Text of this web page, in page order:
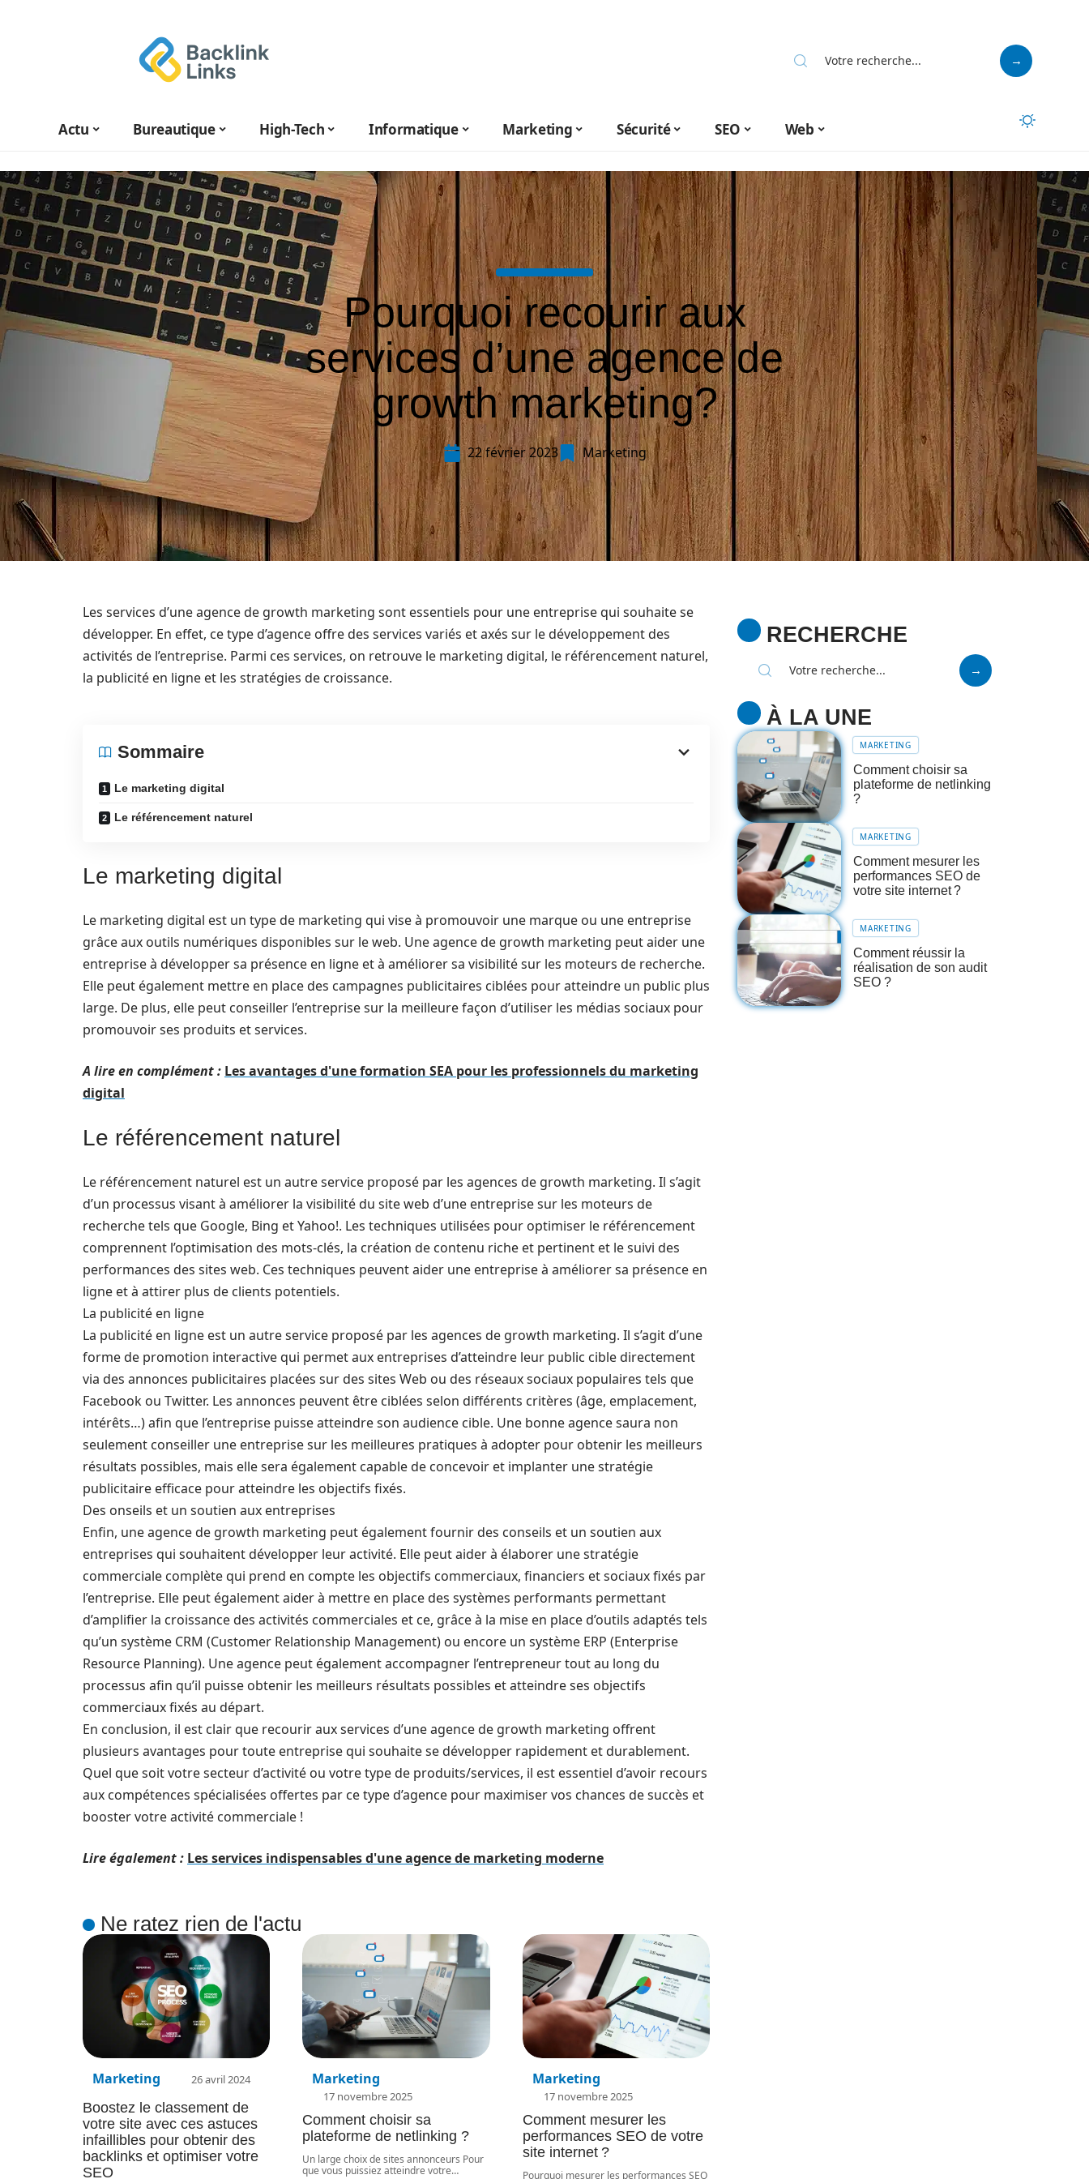
Actu Bureautique High-Tech Informatique Marketing Sécurité SEO Web
Pourquoi recourir aux
services d’une agence de
growth marketing?
22 février 2023 Marketing
Les services d’une agence de growth marketing sont essentiels pour une entreprise qui souhaite se
développer. En effet, ce type d’agence offre des services variés et axés sur le développement des
activités de l’entreprise. Parmi ces services, on retrouve le marketing digital, le référencement naturel,
la publicité en ligne et les stratégies de croissance.
Sommaire
Le marketing digital
Le référencement naturel
Le marketing digital
Le marketing digital est un type de marketing qui vise à promouvoir une marque ou une entreprise
grâce aux outils numériques disponibles sur le web. Une agence de growth marketing peut aider une
entreprise à développer sa présence en ligne et à améliorer sa visibilité sur les moteurs de recherche.
Elle peut également mettre en place des campagnes publicitaires ciblées pour atteindre un public plus
large. De plus, elle peut conseiller l’entreprise sur la meilleure façon d’utiliser les médias sociaux pour
promouvoir ses produits et services.
A lire en complément : Les avantages d'une formation SEA pour les professionnels du marketing
digital
Le référencement naturel
Le référencement naturel est un autre service proposé par les agences de growth marketing. Il s’agit
d’un processus visant à améliorer la visibilité du site web d’une entreprise sur les moteurs de
recherche tels que Google, Bing et Yahoo!. Les techniques utilisées pour optimiser le référencement
comprennent l’optimisation des mots-clés, la création de contenu riche et pertinent et le suivi des
performances des sites web. Ces techniques peuvent aider une entreprise à améliorer sa présence en
ligne et à attirer plus de clients potentiels.
La publicité en ligne
La publicité en ligne est un autre service proposé par les agences de growth marketing. Il s’agit d’une
forme de promotion interactive qui permet aux entreprises d’atteindre leur public cible directement
via des annonces publicitaires placées sur des sites Web ou des réseaux sociaux populaires tels que
Facebook ou Twitter. Les annonces peuvent être ciblées selon différents critères (âge, emplacement,
intérêts…) afin que l’entreprise puisse atteindre son audience cible. Une bonne agence saura non
seulement conseiller une entreprise sur les meilleures pratiques à adopter pour obtenir les meilleurs
résultats possibles, mais elle sera également capable de concevoir et implanter une stratégie
publicitaire efficace pour atteindre les objectifs fixés.
Des onseils et un soutien aux entreprises
Enfin, une agence de growth marketing peut également fournir des conseils et un soutien aux
entreprises qui souhaitent développer leur activité. Elle peut aider à élaborer une stratégie
commerciale complète qui prend en compte les objectifs commerciaux, financiers et sociaux fixés par
l’entreprise. Elle peut également aider à mettre en place des systèmes performants permettant
d’amplifier la croissance des activités commerciales et ce, grâce à la mise en place d’outils adaptés tels
qu’un système CRM (Customer Relationship Management) ou encore un système ERP (Enterprise
Resource Planning). Une agence peut également accompagner l’entrepreneur tout au long du
processus afin qu’il puisse obtenir les meilleurs résultats possibles et atteindre ses objectifs
commerciaux fixés au départ.
En conclusion, il est clair que recourir aux services d’une agence de growth marketing offrent
plusieurs avantages pour toute entreprise qui souhaite se développer rapidement et durablement.
Quel que soit votre secteur d’activité ou votre type de produits/services, il est essentiel d’avoir recours
aux compétences spécialisées offertes par ce type d’agence pour maximiser vos chances de succès et
booster votre activité commerciale !
Lire également : Les services indispensables d'une agence de marketing moderne
Ne ratez rien de l'actu
Marketing 26 avril 2024
Boostez le classement de
votre site avec ces astuces
infaillibles pour obtenir des
backlinks et optimiser votre
SEO
Marketing
17 novembre 2025
Comment choisir sa
plateforme de netlinking ?
Un large choix de sites annonceurs Pour
que vous puissiez atteindre votre…
Marketing
17 novembre 2025
Comment mesurer les
performances SEO de votre
site internet ?
Pourquoi mesurer les performances SEO
RECHERCHE
À LA UNE
MARKETING
Comment choisir sa
plateforme de netlinking
?
MARKETING
Comment mesurer les
performances SEO de
votre site internet ?
MARKETING
Comment réussir la
réalisation de son audit
SEO ?